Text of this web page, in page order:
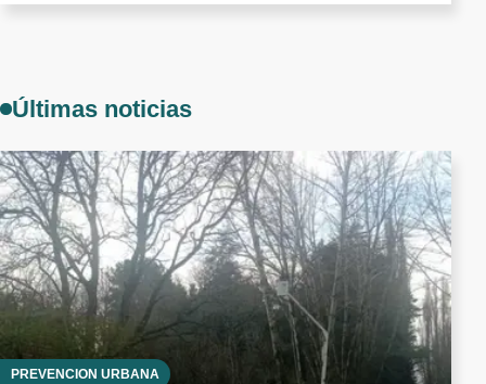
Últimas noticias
PREVENCIÓN URBANA